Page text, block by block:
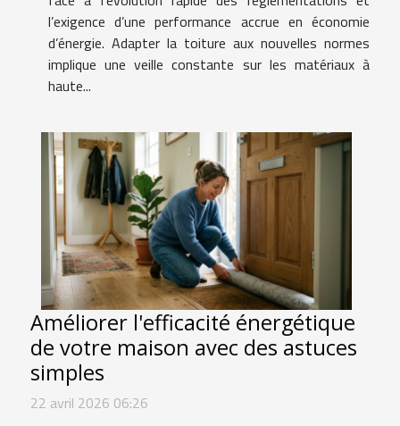
l’exigence d’une performance accrue en économie
d’énergie. Adapter la toiture aux nouvelles normes
implique une veille constante sur les matériaux à
haute...
Améliorer l'efficacité énergétique
de votre maison avec des astuces
simples
22 avril 2026 06:26